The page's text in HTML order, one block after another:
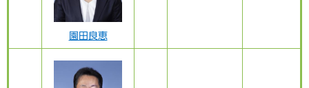
園田良恵